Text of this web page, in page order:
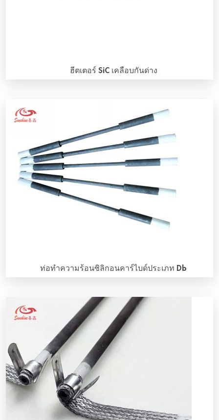
ฮีตเตอร์ SiC เคลือบกันด่าง
ที่ถูกเคลือบด้วยสารต้านด่างยังถูกเรียกว่า "ฉายา SiC ที่เคลือบ
ด้วยสาร D" มันสามารถทำให้ SiC heater ใช้งานได้นานขึ้น SiC
heater สามารถใช้งานในเตาหลายประเภทที่มีบรรยากาศแตก
ต่างกัน อย่างไรก็ตาม อายุการใช้งานของ SiC heater จะถูกผลก
ระทบและย่อสั้นในบรรยากาศบางประเภท ในการผลิตจริง […]
ท่อทําความร้อนซิลิกอนคาร์ไบด์ประเภท Db
บทนําทั่วไปของท่อทําความร้อนซิลิกอนคาร์ไบด์ประเภท DB ท่อ
ทําความร้อนซิลิกอนคาร์ไบด์ประเภท DB ประกอบด้วยโซนร้อน
ที่มีความต้านทานไฟฟ้าสูงและเชื่อมต่ออย่างแน่นหนากับโซน
เย็นที่หนาขึ้นสองโซนซึ่งมีความต้านทานต่ําเนื่องจากมีเส้นผ่าน
ศูนย์กลางใหญ่ขึ้นและเทคนิคการผลิตพิเศษ เทคนิคการเชื่อมต่อ
เฉพาะนี้รับประกันการทํางานทางกลและไฟฟ้าที่สมบูรณ์แบบ
โซนร้อน \[…\]